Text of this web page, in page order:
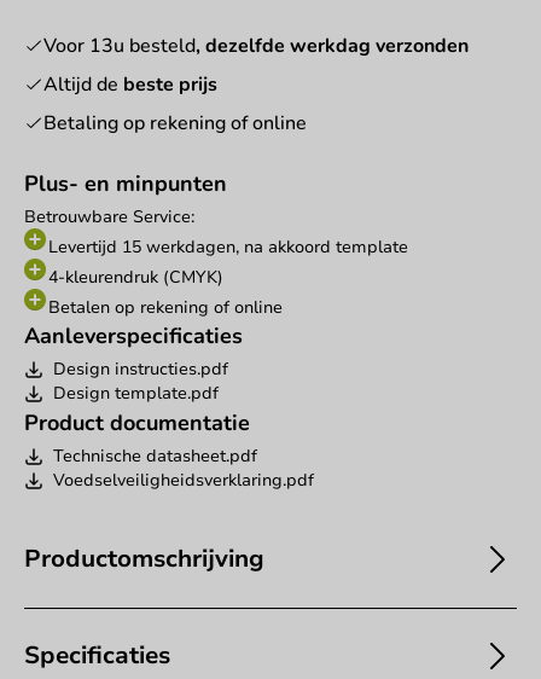
Plus- en minpunten
Betrouwbare Service:
Levertijd 15 werkdagen, na akkoord template
4-kleurendruk (CMYK)
Betalen op rekening of online
Aanleverspecificaties
Design instructies.pdf
Design template.pdf
Product documentatie
Technische datasheet.pdf
Voedselveiligheidsverklaring.pdf
Productomschrijving
Specificaties
Voor 13u besteld, dezelfde werkdag verzonden
Altijd de beste prijs
Betaling op rekening of online